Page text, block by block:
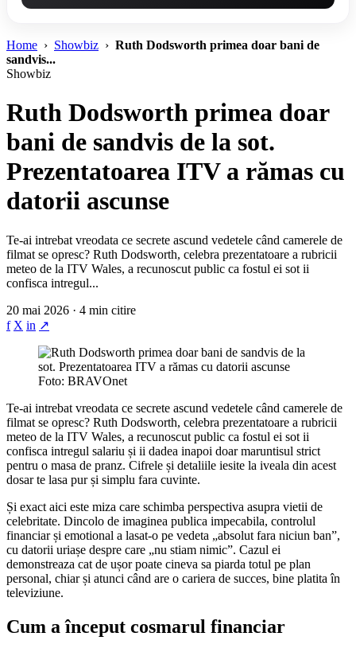
Home › Showbiz › Ruth Dodsworth primea doar bani de
sandvis...
Showbiz
Ruth Dodsworth primea doar
bani de sandvis de la sot.
Prezentatoarea ITV a rămas cu
datorii ascunse
Te-ai intrebat vreodata ce secrete ascund vedetele când camerele de
filmat se opresc? Ruth Dodsworth, celebra prezentatoare a rubricii
meteo de la ITV Wales, a recunoscut public ca fostul ei sot ii
confisca intregul...
20 mai 2026 · 4 min citire
f X in ↗
Foto: BRAVOnet
Te-ai intrebat vreodata ce secrete ascund vedetele când camerele de
filmat se opresc? Ruth Dodsworth, celebra prezentatoare a rubricii
meteo de la ITV Wales, a recunoscut public ca fostul ei sot ii
confisca intregul salariu și ii dadea inapoi doar maruntisul strict
pentru o masa de pranz. Cifrele și detaliile iesite la iveala din acest
dosar te lasa pur și simplu fara cuvinte.
Și exact aici este miza care schimba perspectiva asupra vietii de
celebritate. Dincolo de imaginea publica impecabila, controlul
financiar și emotional a lasat-o pe vedeta „absolut fara niciun ban”,
cu datorii uriașe despre care „nu stiam nimic”. Cazul ei
demonstreaza cat de ușor poate cineva sa piarda totul pe plan
personal, chiar și atunci când are o cariera de succes, bine platita în
televiziune.
Cum a început cosmarul financiar